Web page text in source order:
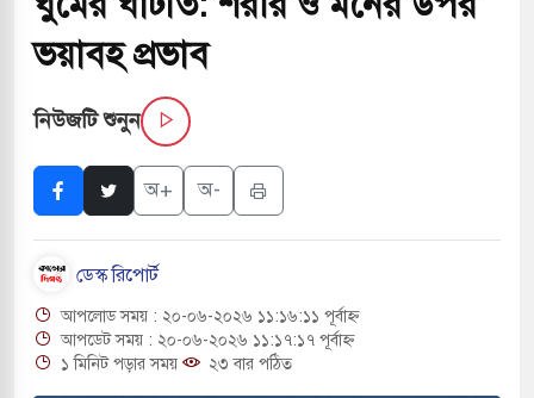
অ্যারেস্ট আবেদন, বরগুনার এসআইয়ের বিরুদ্ধে
নতুন বাংলাদেশের পথচলার কেন্দ্র হবে: ড.
ভয়াবহ প্রভাব
নিউজটি শুনুন
অ+ অ-
ডেস্ক রিপোর্ট
আপলোড সময় : ২০-০৬-২০২৬ ১১:১৬:১১ পূর্বাহ্ন
আপডেট সময় : ২০-০৬-২০২৬ ১১:১৭:১৭ পূর্বাহ্ন
১ মিনিট পড়ার সময়
২৩ বার পঠিত